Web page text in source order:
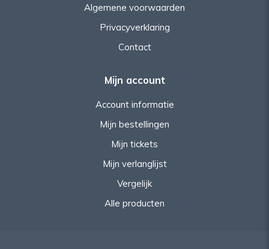
Algemene voorwaarden
Privacyverklaring
Contact
Mijn account
Account informatie
Mijn bestellingen
Mijn tickets
Mijn verlanglijst
Vergelijk
Alle producten